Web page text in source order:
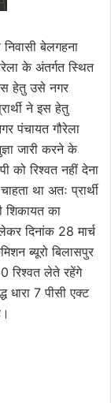
निवासी बेलगहना
के अंतर्गत स्थित
हेतु उसे नगर
ने इस हेतु
पंचायत गौरेला
जारी करने के
को रिश्वत नहीं देना
था अतः प्रार्थी
शिकायत का
दिनांक 28 मार्च
ब्यूरो बिलासपुर
रिश्वत लेते रहेंगे
धारा 7 पीसी एक्ट